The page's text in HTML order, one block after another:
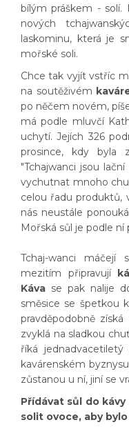
bílým práškem - solí.
nových
laskominu, která je
mořské soli.
Chce tak vyjít vstříc
na soutěživém
po něčem novém,
má podle mluvčí
uchytí. Jejích 326
prosince, kdy byla
"Tchajwanci jsou
vychutnat mnoho
celou řadu produktů,
nás neustále
Mořská sůl je podle ní
Tchaj-wanci
mezitím připravují
Káva se pak nalije
směsice se špetkou
pravděpodobně
zvyklá na sladkou
říká
kavárenském
zůstanou u ní, jiní se
Přídávat sůl do
solit ovoce, aby bylo